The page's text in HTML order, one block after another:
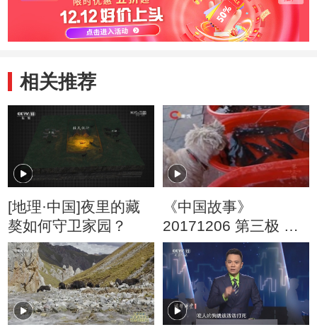
相关推荐
[地理·中国]夜里的藏
獒如何守卫家园？
《中国故事》
20171206 第三极 生
命之伴（下集）